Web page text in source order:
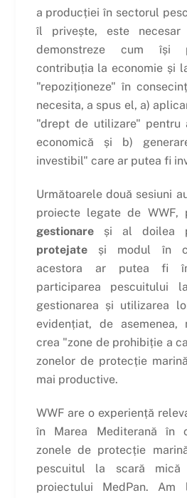
a producției în sectorul
îl privește, este
demonstreze cum își
contribuția la economie și
"repoziționeze" în
necesita, a spus el, a)
"drept de utilizare" pentru
economică și b)
investibil" care ar putea fi
Următoarele două sesiuni
proiecte legate de
gestionareși al doilea
protejateși modul în
acestora ar putea fi
participarea pescuitului
gestionarea și utilizarea
evidențiat, de asemenea,
crea "zone de prohibiție a
zonelor de protecție
mai productive.
WWF are o experiență
în Marea Mediterană în
zonele de protecție
pescuitul la scară mică
proiectului MedPan.